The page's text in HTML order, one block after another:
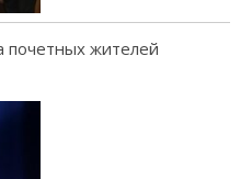
почетных жителей